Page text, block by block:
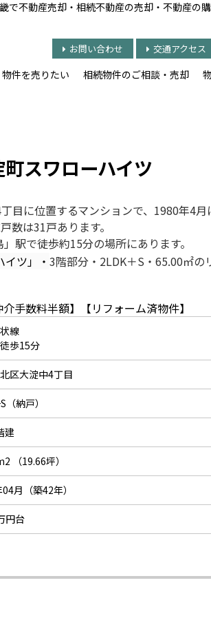
で不動産売却・相続不動産の売却・不動産の
お問い合わせ 交通アクセス
物件を売りたい 相続物件のご相談・売却
スワローハイツ
目に位置するマンションで、1980年4月
数は31戸あります。
駅で徒歩約15分の場所にあります。
ツ」・ 3階部分・2LDK＋S・65.00㎡
手数料半額】【リフォーム済物件】
線
歩15分
区大淀中4丁目
（納戸）
建
（19.66坪）
月（築42年）
円台